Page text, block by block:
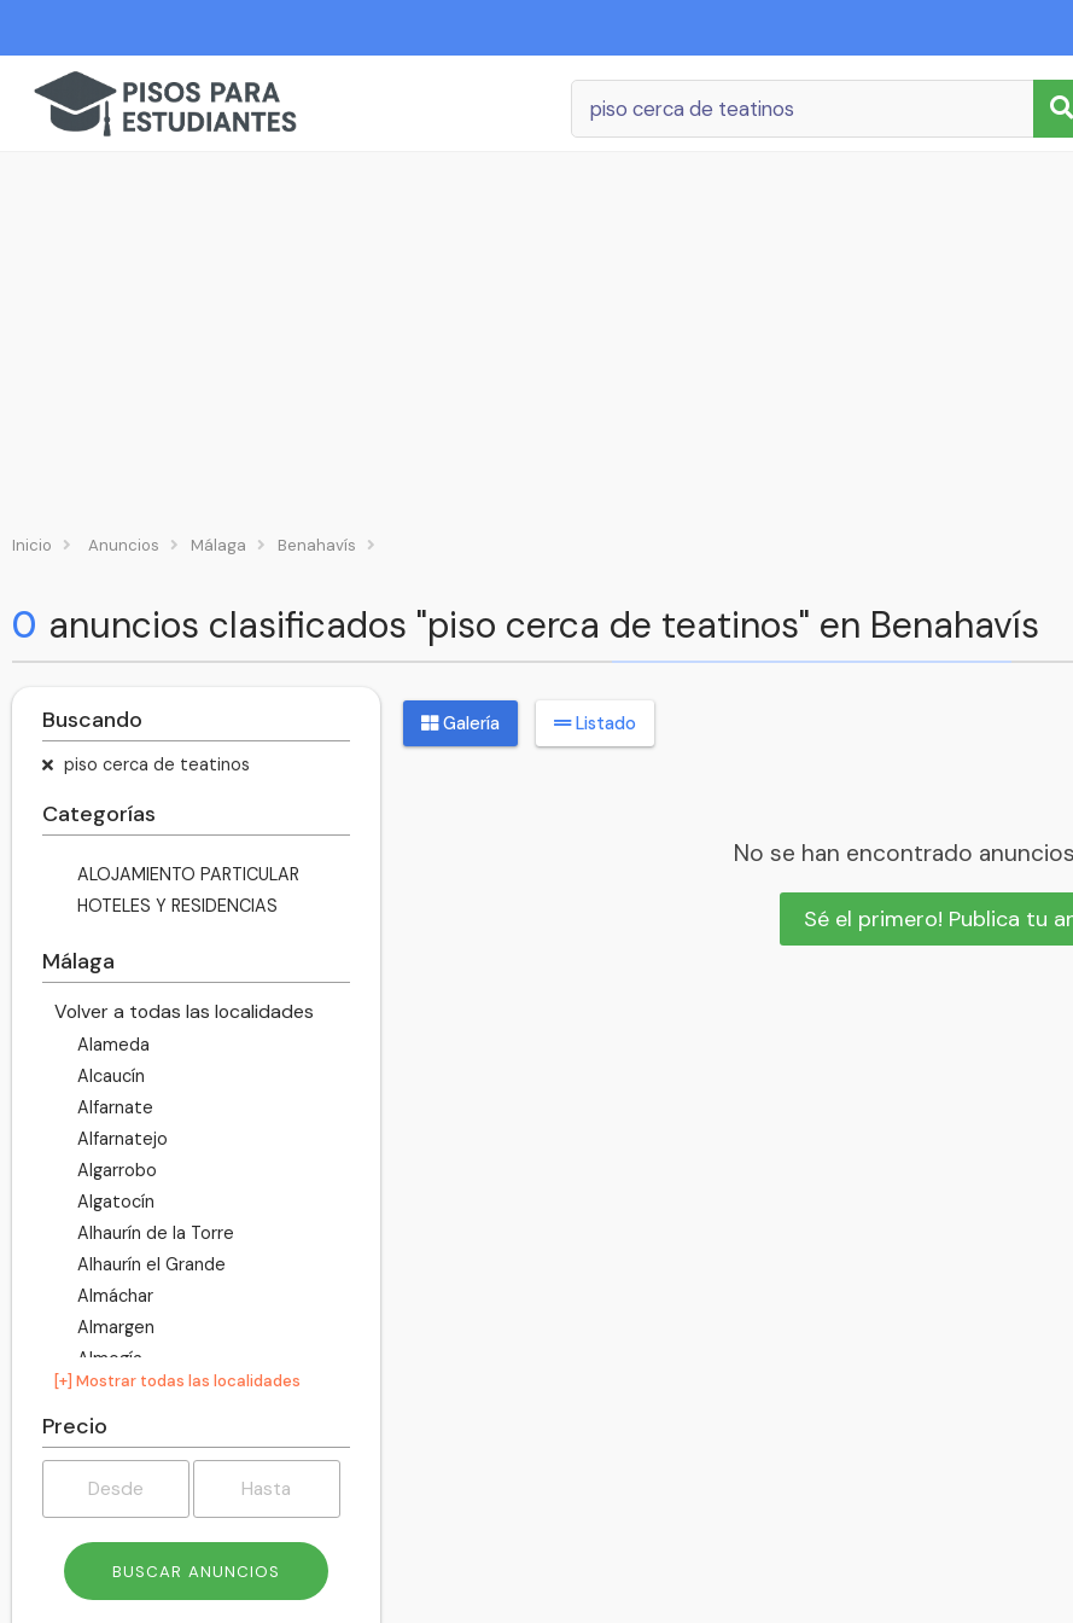
Inicio Anuncios Málaga Benahavís
0 anuncios clasificados "piso cerca de teatinos" en Benahavís
Buscando
piso cerca de teatinos
Categorías
ALOJAMIENTO PARTICULAR
HOTELES Y RESIDENCIAS
Málaga
Volver a todas las localidades
Alameda
Alcaucín
Alfarnate
Alfarnatejo
Algarrobo
Algatocín
Alhaurín de la Torre
Alhaurín el Grande
Almáchar
Almargen
Almogía
Álora
Alozaina
Alpandeire
Antequera
Árchez
Archidona
Ardales
[+] Mostrar todas las localidades
Precio
Galería Listado
No se han encontrado
Sé el primero! Publica tu